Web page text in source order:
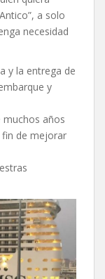
a solo
necesidad
y la entrega de
y
muchos años
fin de mejorar